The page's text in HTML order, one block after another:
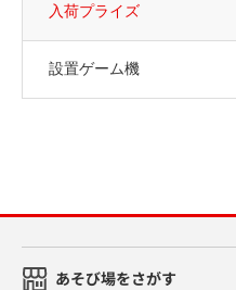
入荷プライズ
設置ゲーム機
あそび場をさがす